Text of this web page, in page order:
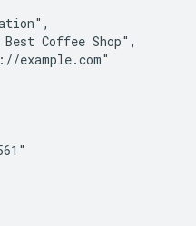
Coffee Shop",
example.com"